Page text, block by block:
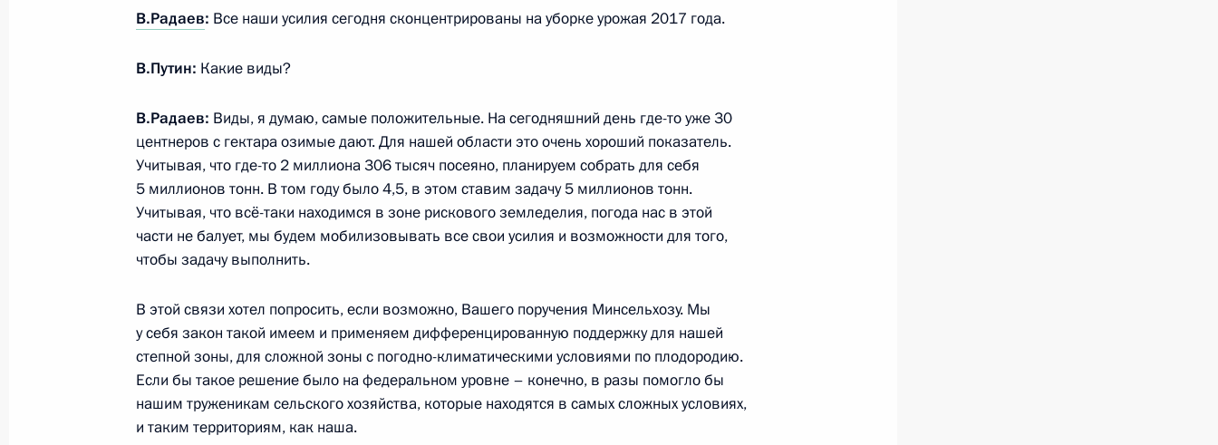
Никитиным
2 сентября 2017 года, 13:40 Московская область, Ново-Огарёво
Поздравление Президенту Вьетнама Чан Дай Куангу с Днём
провозглашения независимости Вьетнама
2 сентября 2017 года, 10:00
1 сентября 2017 года, пятница
Встреча с представителями общественности Ярославской
области
1 сентября 2017 года, 18:45 Ярославль
В.Радаев: Все наши усилия сегодня сконцентрированы на уборке урожая 2017 года.
В.Путин: Какие виды?
В.Радаев: Виды, я думаю, самые положительные. На сегодняшний день где-то уже 30
центнеров с гектара озимые дают. Для нашей области это очень хороший показатель.
Учитывая, что где-то 2 миллиона 306 тысяч посеяно, планируем собрать для себя
5 миллионов тонн. В том году было 4,5, в этом ставим задачу 5 миллионов тонн.
Учитывая, что всё-таки находимся в зоне рискового земледелия, погода нас в этой
части не балует, мы будем мобилизовывать все свои усилия и возможности для того,
чтобы задачу выполнить.
В этой связи хотел попросить, если возможно, Вашего поручения Минсельхозу. Мы
у себя закон такой имеем и применяем дифференцированную поддержку для нашей
степной зоны, для сложной зоны с погодно-климатическими условиями по плодородию.
Если бы такое решение было на федеральном уровне – конечно, в разы помогло бы
нашим труженикам сельского хозяйства, которые находятся в самых сложных условиях,
и таким территориям, как наша.